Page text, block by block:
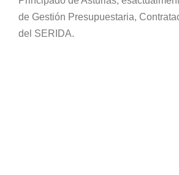
de Gestión Presupuestaria,
del SERIDA.